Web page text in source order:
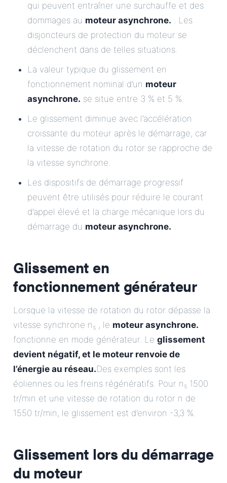
qui peuvent entraîner une surchauffe et des
dommages au moteur asynchrone. . Les
disjoncteurs de protection du moteur se
déclenchent dans de telles situations.
La valeur typique du glissement en
fonctionnement nominal d’un moteur
asynchrone. se situe entre 3 % et 5 %.
Le glissement diminue avec l’accélération
croissante du moteur après le démarrage, car
la vitesse de rotation du rotor se rapproche de
la vitesse synchrone.
Les dispositifs de démarrage progressif
peuvent être utilisés pour réduire le courant
d’appel élevé et la charge mécanique lors du
démarrage du moteur asynchrone. .
Glissement en
fonctionnement générateur
Lorsque la vitesse de rotation du rotor dépasse la
vitesse synchrone n s , le moteur asynchrone.
fonctionne en mode générateur. Le glissement
devient négatif, et le moteur renvoie de
l’énergie au réseau.Des exemples sont les
éoliennes ou les freins régénératifs. Pour n s 1500
tr/min et une vitesse de rotation du rotor n de
1550 tr/min, le glissement est d’environ -3,3 %.
Glissement lors du démarrage
du moteur